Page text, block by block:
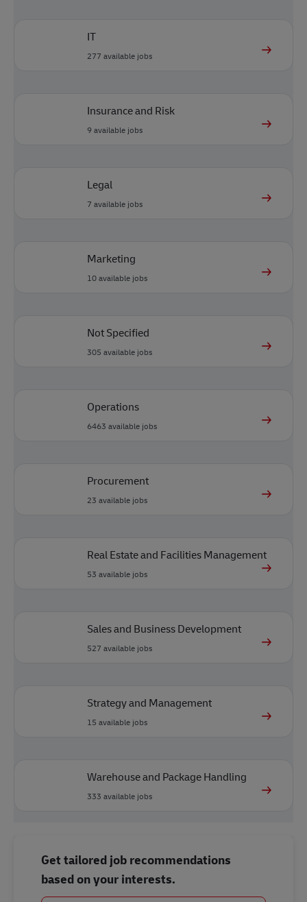
IT
277 available jobs
Insurance and Risk
9available jobs
Legal
7 available jobs
Marketing
10available jobs
Not Specified
305 available jobs
Operations
6463 available jobs
Procurement
23 available jobs
Real Estate and Facilities Management
53 available jobs
Sales and Business Development
527 available jobs
Strategy and Management
15 available jobs
Warehouse and Package Handling
333 available jobs
Get tailored job recommendations
based on your interests.